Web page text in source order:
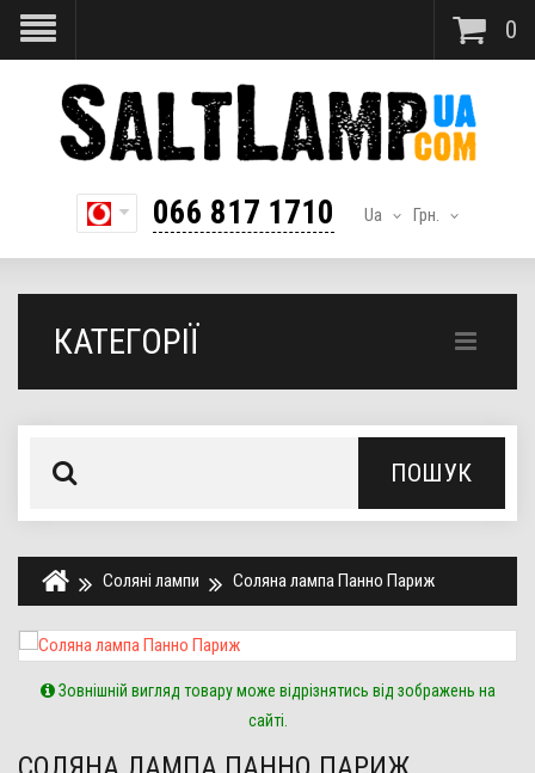
0
Грн.
Ua
066 817 1710
КАТЕГОРІЇ
ПОШУК
Соляні лампи Соляна лампа Панно Париж
Зовнішній вигляд товару може відрізнятись від зображень на
сайті.